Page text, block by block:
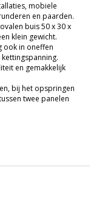
mobiele
en paarden.
buis 50 x 30 x
klein gewicht.
ook in oneffen
en gemakkelijk
bij het opspringen
twee panelen